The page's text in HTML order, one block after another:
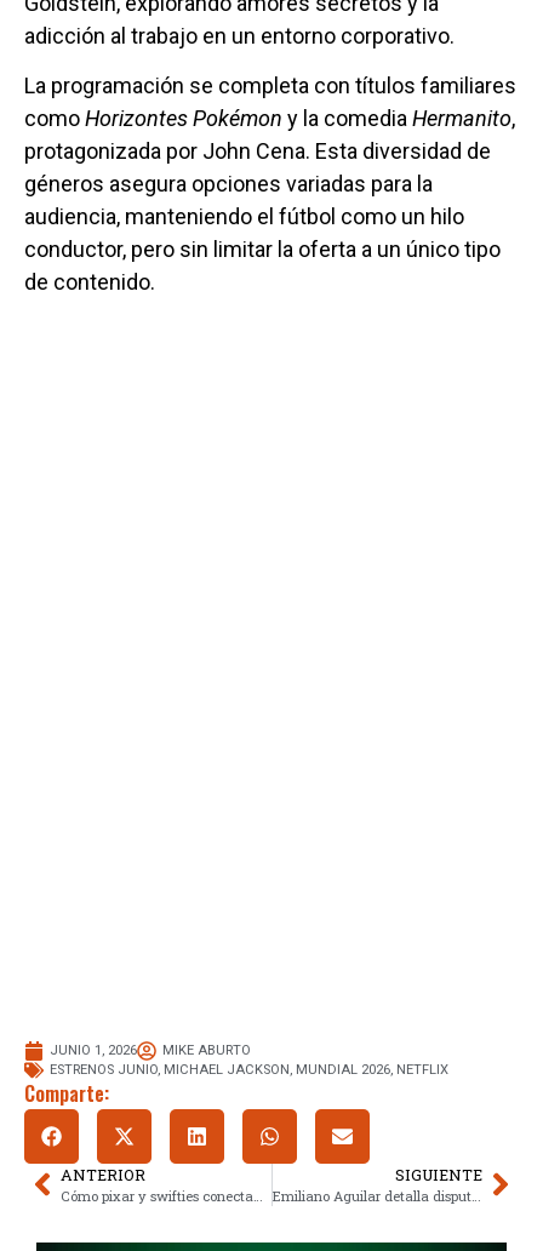
adicción al trabajo en un entorno corporativo.
La programación se completa con títulos familiares
comoHorizontes Pokémon y la comediaHermanito,
protagonizada por John Cena. Esta diversidad de
géneros asegura opciones variadas para la
audiencia, manteniendo el fútbol como un hilo
conductor, pero sin limitar la oferta a un único tipo
de contenido.
JUNIO 1, 2026
MIKE ABURTO
ESTRENOS JUNIO, MICHAEL JACKSON, MUNDIAL 2026, NETFLIX
Comparte:
ANTERIOR SIGUIENTE
Emiliano Aguilar detalla disputa con Nodal y revela condición de reconciliación